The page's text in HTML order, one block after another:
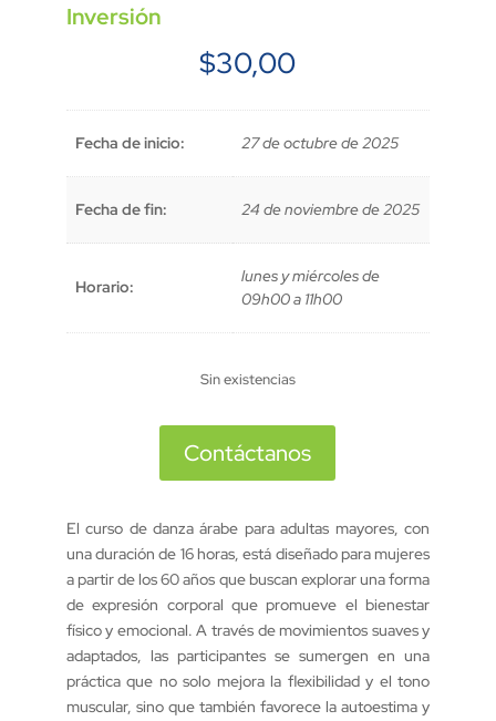
Inversión
$30,00
Fecha de inicio: 27 de octubre de 2025
Fecha de fin: 24 de noviembre de 2025
Horario:
lunes y miércoles de
09h00 a 11h00
Sin existencias
Contáctanos
El curso de danza árabe para adultas mayores, con
una duración de 16 horas, está diseñado para mujeres
a partir de los 60 años que buscan explorar una forma
de expresión corporal que promueve el bienestar
físico y emocional. A través de movimientos suaves y
adaptados, las participantes se sumergen en una
práctica que no solo mejora la flexibilidad y el tono
muscular, sino que también favorece la autoestima y